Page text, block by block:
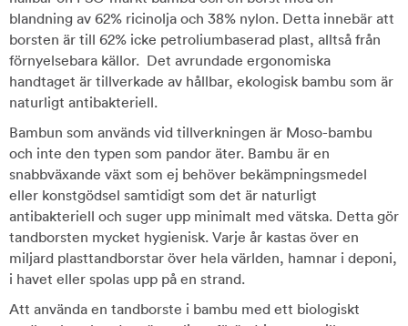
blandning av 62% ricinolja och 38% nylon. Detta innebär att
borsten är till 62% icke petroliumbaserad plast, alltså från
förnyelsebara källor. Det avrundade ergonomiska
handtaget är tillverkade av hållbar, ekologisk bambu som är
naturligt antibakteriell.
Bambun som används vid tillverkningen är Moso-bambu
och inte den typen som pandor äter. Bambu är en
snabbväxande växt som ej behöver bekämpningsmedel
eller konstgödsel samtidigt som det är naturligt
antibakteriell och suger upp minimalt med vätska. Detta gör
tandborsten mycket hygienisk. Varje år kastas över en
miljard plasttandborstar över hela världen, hamnar i deponi,
i havet eller spolas upp på en strand.
Att använda en tandborste i bambu med ett biologiskt